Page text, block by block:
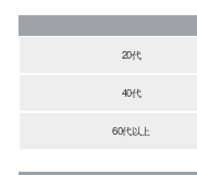
20代
40代
60代以上